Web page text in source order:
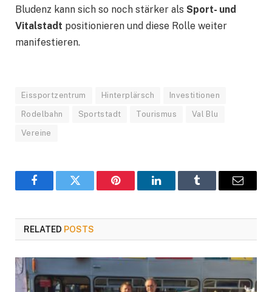
Bludenz kann sich so noch stärker als Sport- und
Vitalstadt positionieren und diese Rolle weiter
manifestieren.
Eissportzentrum Hinterplärsch Investitionen
Rodelbahn Sportstadt Tourismus Val Blu
Vereine
FacebookTwitter Pinterest LinkedInTumblr Email
RELATED POSTS